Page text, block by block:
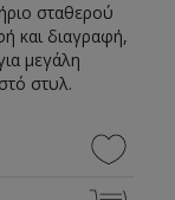
σταθερού
και διαγραφή,
μεγάλη
στυλ.